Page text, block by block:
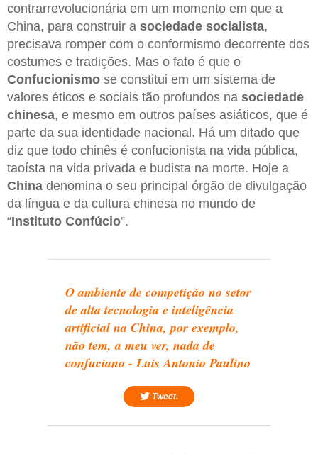
contrarrevolucionária em um momento em que a
China, para construir a sociedade socialista,
precisava romper com o conformismo decorrente dos
costumes e tradições. Mas o fato é que o
Confucionismo se constitui em um sistema de
valores éticos e sociais tão profundos na sociedade
chinesa, e mesmo em outros países asiáticos, que é
parte da sua identidade nacional. Há um ditado que
diz que todo chinês é confucionista na vida pública,
taoísta na vida privada e budista na morte. Hoje a
China denomina o seu principal órgão de divulgação
da língua e da cultura chinesa no mundo de
“Instituto Confúcio”.
O ambiente de competição no setor
de alta tecnologia e inteligência
artificial na China, por exemplo,
não tem, a meu ver, nada de
confuciano - Luis Antonio Paulino
Tweet.